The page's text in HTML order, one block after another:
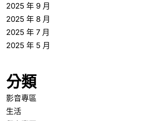
2025 年 9 月
2025 年 8 月
2025 年 7 月
2025 年 5 月
分類
影音專區
生活